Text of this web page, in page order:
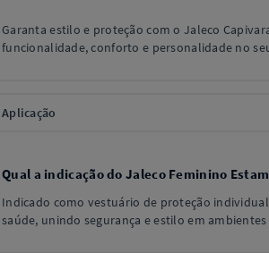
Garanta estilo e proteção com o Jaleco
funcionalidade, conforto e personalidade no
Aplicação
Qual a indicação do Jaleco Feminino
Indicado como vestuário de proteção
saúde, unindo segurança e estilo em